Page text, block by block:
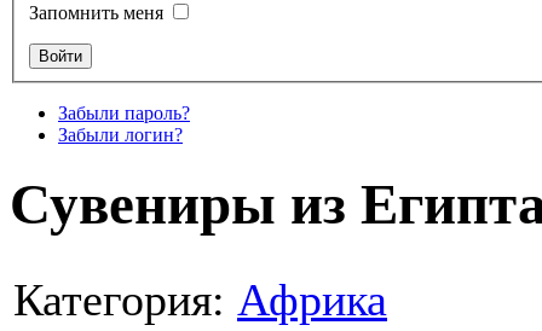
Запомнить меня
Забыли пароль?
Забыли логин?
Сувениры из
Категория: Африка